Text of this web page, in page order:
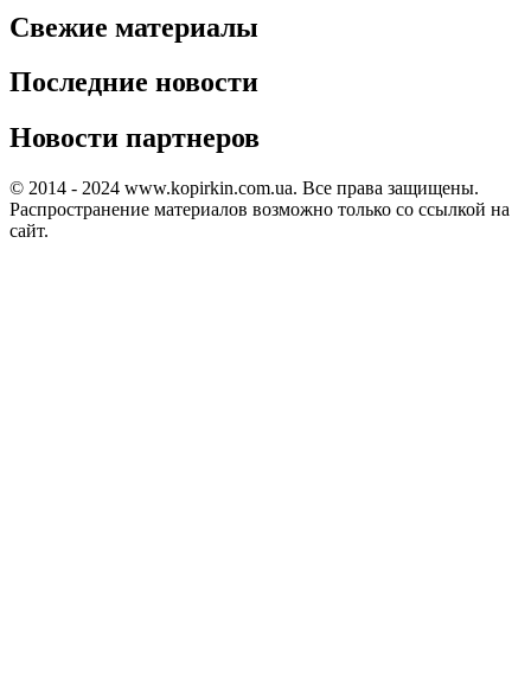
Свежие материалы
Последние новости
Новости партнеров
© 2014 - 2024 www.kopirkin.com.ua. Все права защищены.
Распространение материалов возможно только со ссылкой на
сайт.